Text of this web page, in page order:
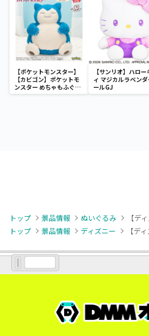
【ポケットモンスター】
【カビゴン】ポケットモ
ンスター めちゃもふぐっ
と ほっこりいやされぬい
【サンリオ】ハロー
ィ マジカルラベン
ールGJ
トップ 景品情報 ぬいぐるみ
トップ
景品情報 ディズニー